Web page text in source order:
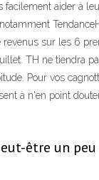
aider à
revenus sur les 6
TH ne tiendra
Pour vos
à n'en point
être un